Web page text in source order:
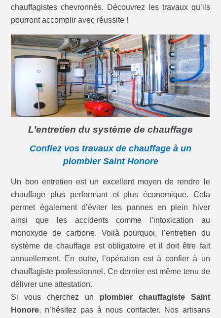
chauffagistes chevronnés. Découvrez les travaux qu’ils
pourront accomplir avec réussite !
L’entretien du système de chauffage
Confiez vos travaux de chauffage à un
plombier Saint Honore
Un bon entretien est un excellent moyen de rendre le
chauffage plus performant et plus économique. Cela
permet également d’éviter les pannes en plein hiver
ainsi que les accidents comme l’intoxication au
monoxyde de carbone. Voilà pourquoi, l’entretien du
système de chauffage est obligatoire et il doit être fait
annuellement. En outre, l’opération est à confier à un
chauffagiste professionnel. Ce dernier est même tenu de
délivrer une attestation.
Si vous cherchez un plombier chauffagiste Saint
Honore, n’hésitez pas à nous contacter. Nos artisans